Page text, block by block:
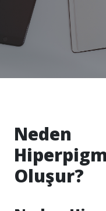
Neden
Oluşur?